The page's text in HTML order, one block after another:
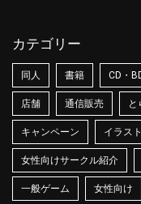
カテゴリー
同人 書籍 CD・
店舗 通信販売 と
キャンペーン イラス
女性向けサークル紹介
一般ゲーム 女性向け